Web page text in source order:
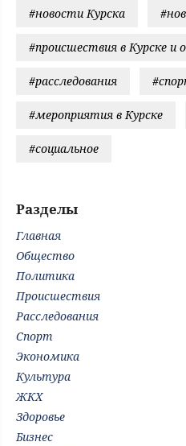
#новости Курска
#происшествия в Курске и
#расследования
#мероприятия в Курске
#социальное
Разделы
Главная
Общество
Политика
Происшествия
Расследования
Спорт
Экономика
Культура
ЖКХ
Здоровье
Бизнес